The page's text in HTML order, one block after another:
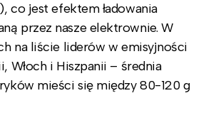
co jest efektem ładowania
przez nasze elektrownie. W
na liście liderów w emisyjności
Włoch i Hiszpanii – średnia
mieści się między 80-120 g